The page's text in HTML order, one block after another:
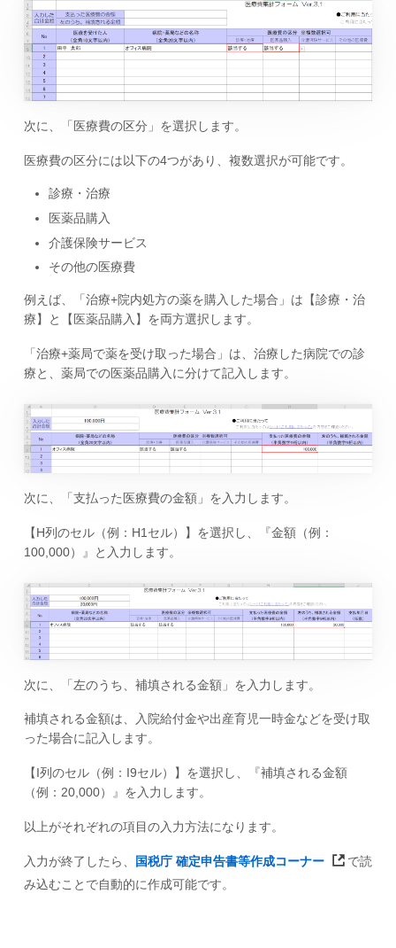
次に、「医療費の区分」を選択します。
医療費の区分には以下の4つがあり、複数選択が可能です。
診療・治療
医薬品購入
介護保険サービス
その他の医療費
例えば、「治療+院内処方の薬を購入した場合」は【診療・治
療】と【医薬品購入】を両方選択します。
「治療+薬局で薬を受け取った場合」は、治療した病院での診
療と、薬局での医薬品購入に分けて記入します。
次に、「支払った医療費の金額」を入力します。
【H列のセル（例：H1セル）】を選択し、『金額（例：
100,000）』と入力します。
次に、「左のうち、補填される金額」を入力します。
補填される金額は、入院給付金や出産育児一時金などを受け取
った場合に記入します。
【I列のセル（例：I9セル）】を選択し、『補填される金額
（例：20,000）』を入力します。
以上がそれぞれの項目の入力方法になります。
入力が終了したら、 国税庁 確定申告書等作成コーナー
で読
み込むことで自動的に作成可能です。